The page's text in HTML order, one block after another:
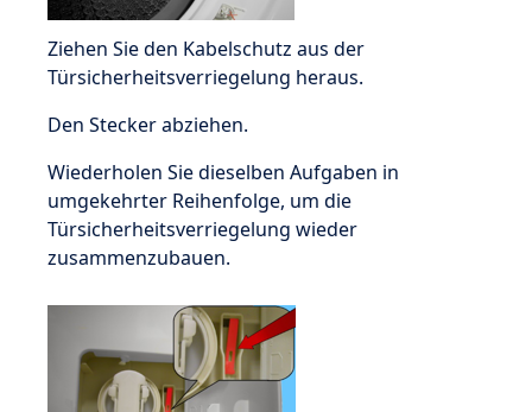
Ziehen Sie den Kabelschutz aus der
Türsicherheitsverriegelung heraus.
Den Stecker abziehen.
Wiederholen Sie dieselben Aufgaben in
umgekehrter Reihenfolge, um die
Türsicherheitsverriegelung wieder
zusammenzubauen.